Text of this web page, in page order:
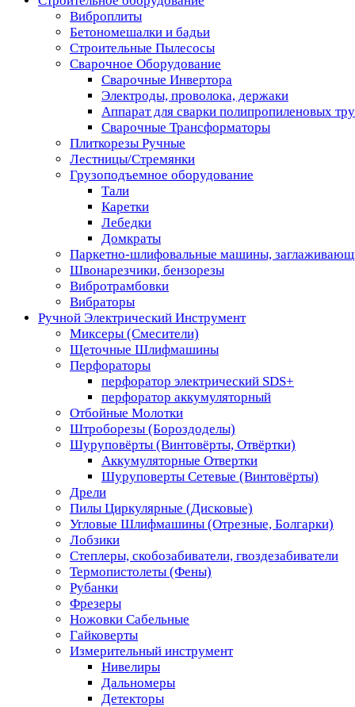
Виброплиты
Бетономешалки и бадьи
Строительные Пылесосы
Сварочное Оборудование
Сварочные Инвертора
Электроды, проволока, держаки
Аппарат для сварки полипропиленовых
Сварочные Трансформаторы
Плиткорезы Ручные
Лестницы/Стремянки
Грузоподъемное оборудование
Тали
Каретки
Лебедки
Домкраты
Паркетно-шлифовальные машины,
Швонарезчики, бензорезы
Вибротрамбовки
Вибраторы
Ручной Электрический Инструмент
Миксеры (Смесители)
Щеточные Шлифмашины
Перфораторы
перфоратор электрический SDS+
перфоратор аккумуляторный
Отбойные Молотки
Штроборезы (Бороздоделы)
Шуруповёрты (Винтовёрты, Отвёртки)
Аккумуляторные Отвертки
Шуруповерты Сетевые (Винтовёрты)
Дрели
Пилы Циркулярные (Дисковые)
Угловые Шлифмашины (Отрезные, Болгарки)
Лобзики
Степлеры, скобозабиватели, гвоздезабиватели
Термопистолеты (Фены)
Рубанки
Фрезеры
Ножовки Сабельные
Гайковерты
Измерительный инструмент
Нивелиры
Дальномеры
Детекторы